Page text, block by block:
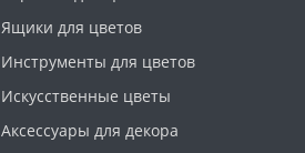
Ящики для цветов
Инструменты для цветов
Искусственные цветы
Аксессуары для декора